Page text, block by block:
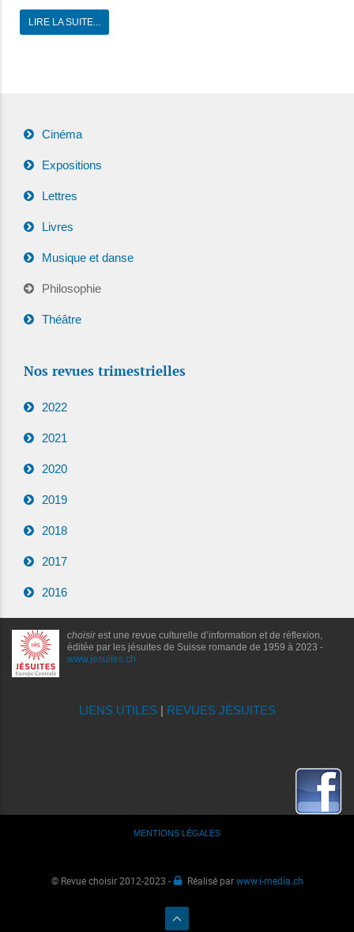
LIRE LA SUITE...
Cinéma
Expositions
Lettres
Livres
Musique et danse
Philosophie
Théâtre
Nos revues trimestrielles
2022
2021
2020
2019
2018
2017
2016
choisirest une revue culturelle d’information et de réflexion,
éditée par les jésuites de Suisse romande de 1959 à 2023 -
www.jesuites.ch
LIENS UTILES| REVUES JÉSUITES
MENTIONS LÉGALES
© Revue choisir 2012-2023 - Réalisé parwww.i-media.ch